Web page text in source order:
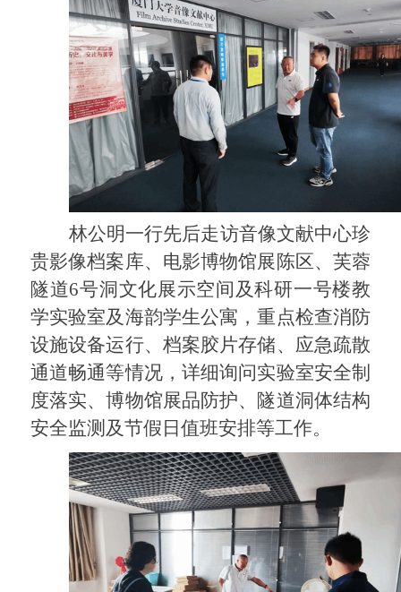
林公明一行先后走访音像文献中心珍
贵影像档案库、电影博物馆展陈区、芙蓉
隧道6号洞文化展示空间及科研一号楼教
学实验室及海韵学生公寓，重点检查消防
设施设备运行、档案胶片存储、应急疏散
通道畅通等情况，详细询问实验室安全制
度落实、博物馆展品防护、隧道洞体结构
安全监测及节假日值班安排等工作。